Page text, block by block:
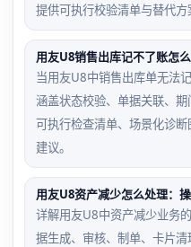
提供可执行校验清单与替代方
用友U8销售出库记不了账怎
当用友U8中销售出库单无法
涵盖状态校验、单据关联、
可执行检查清单、场景化诊
建议。
用友U8资产减少怎么处理：
详解用友U8中资产减少业务
据生成、审核、制单、卡片